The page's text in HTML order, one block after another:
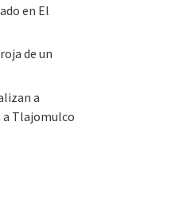
en El
de un
a
a Tlajomulco